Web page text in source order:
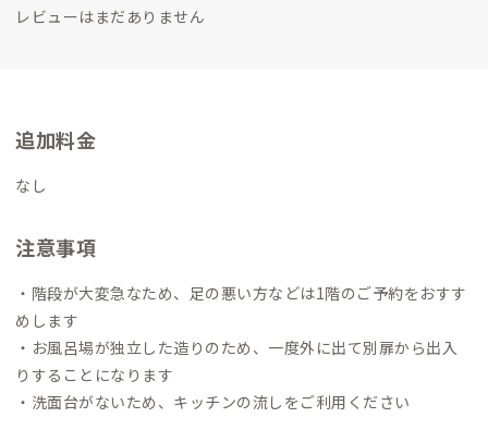
レビューはまだありません
追加料金
なし
注意事項
・階段が大変急なため、足の悪い方などは1階のご予約をおすす
めします
・お風呂場が独立した造りのため、一度外に出て別扉から出入
りすることになります
・洗面台がないため、キッチンの流しをご利用ください